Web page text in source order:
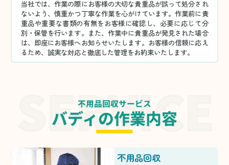
当社では、作業の際にお客様の大切な貴重品が誤って処分され
ないよう、慎重かつ丁寧な作業を心がけています。作業前に貴
重品や重要な書類の有無をお客様に確認し、必要に応じて分
別・保管を行います。また、作業中に貴重品が発見された場合
は、即座にお客様へお知らせいたします。お客様の信頼に応え
るため、誠実な対応と徹底した管理をお約束いたします。
不用品回収サービス
バディの作業内容
不用品回収